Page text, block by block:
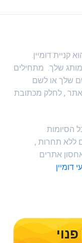
דומיין.
שלך. מתחילים
שלך או לשם
, לחלק מכתובת
תחרות ,
אתרים